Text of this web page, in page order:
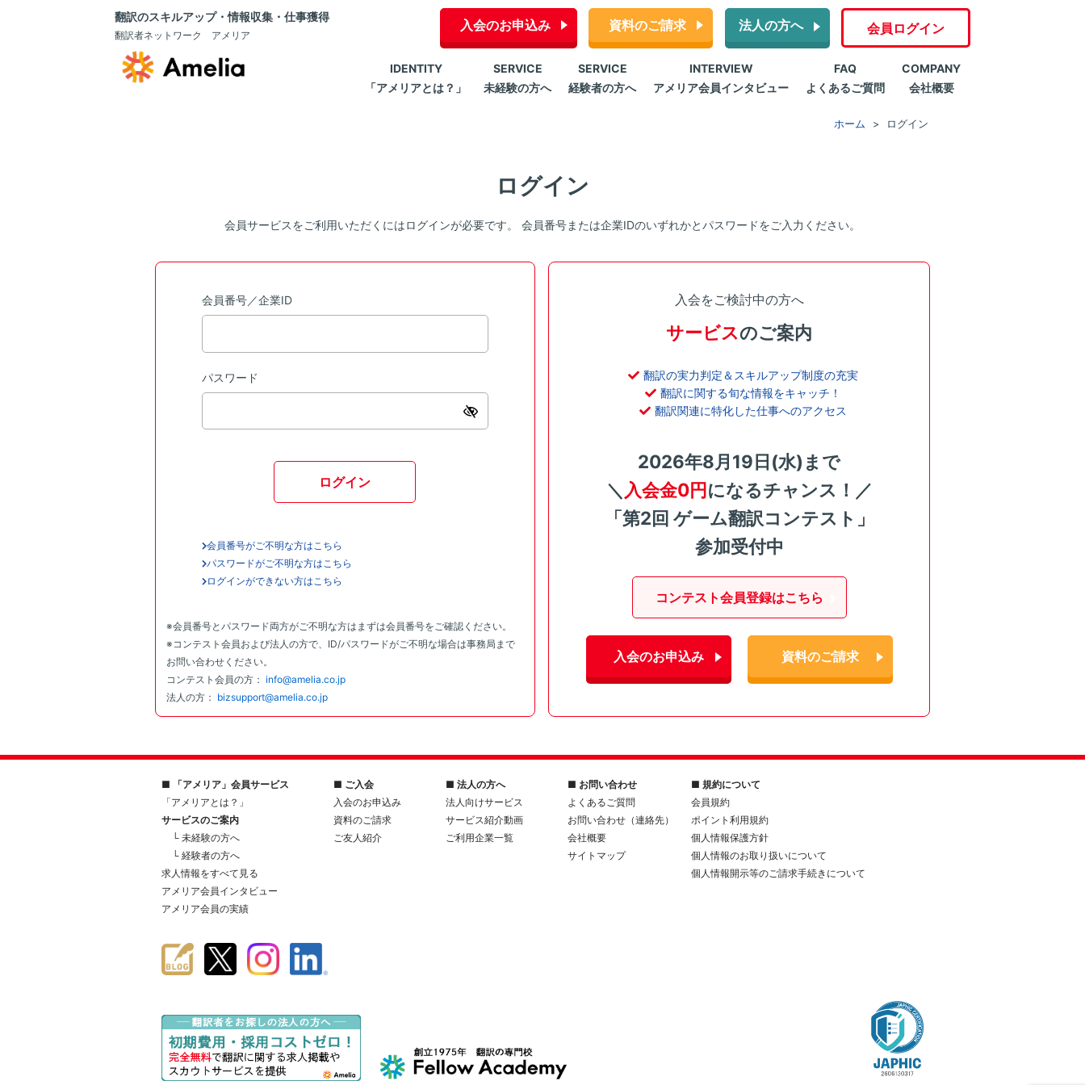
翻訳のスキルアップ・情報収集・仕事獲得
翻訳者ネットワーク アメリア
入会のお申込み 資料のご請求 法人の方へ 会員ログイン
IDENTITY
「アメリアとは？」
SERVICE
未経験の方へ
SERVICE
経験者の方へ
INTERVIEW
アメリア会員インタビュー
FAQ
よくあるご質問
COMPANY
会社概要
ホーム ログイン
ログイン
会員サービスをご利用いただくにはログインが必要です。 会員番号または企業IDのいずれかとパスワードをご入力ください。
会員番号／企業ID
パスワード
ログイン
会員番号がご不明な方はこちら
パスワードがご不明な方はこちら
ログインができない方はこちら
※会員番号とパスワード両方がご不明な方はまずは会員番号をご確認ください。
※コンテスト会員および法人の方で、ID/パスワードがご不明な場合は事務局まで
お問い合わせください。
コンテスト会員の方： info@amelia.co.jp
法人の方： bizsupport@amelia.co.jp
入会をご検討中の方へ
サービスのご案内
翻訳の実力判定＆スキルアップ制度の充実
翻訳に関する旬な情報をキャッチ！
翻訳関連に特化した仕事へのアクセス
2026年8月19日(水)まで
＼ 入会金0円になるチャンス！／
「第2回 ゲーム翻訳コンテスト」
参加受付中
コンテスト会員登録はこちら
入会のお申込み 資料のご請求
■ 「アメリア」会員サービス
「アメリアとは？」
サービスのご案内
└ 未経験の方へ
└ 経験者の方へ
求人情報をすべて見る
アメリア会員インタビュー
アメリア会員の実績
■ ご入会
入会のお申込み
資料のご請求
ご友人紹介
■ 法人の方へ
法人向けサービス
サービス紹介動画
ご利用企業一覧
■ お問い合わせ
よくあるご質問
お問い合わせ（連絡先）
会社概要
サイトマップ
■ 規約について
会員規約
ポイント利用規約
個人情報保護方針
個人情報のお取り扱いについて
個人情報開示等のご請求手続きについて